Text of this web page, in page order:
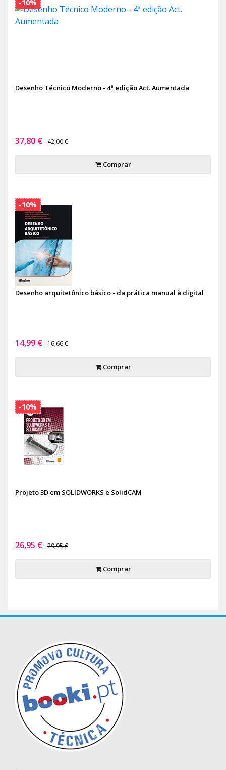
Desenho Técnico Moderno - 4ª edição Act. Aumentada
37,80 € 42,00 €
Comprar
-10%
Desenho arquitetônico básico - da prática manual à digital
14,99 € 16,66 €
Comprar
-10%
Projeto 3D em SOLIDWORKS e SolidCAM
26,95 € 29,95 €
Comprar
-10%